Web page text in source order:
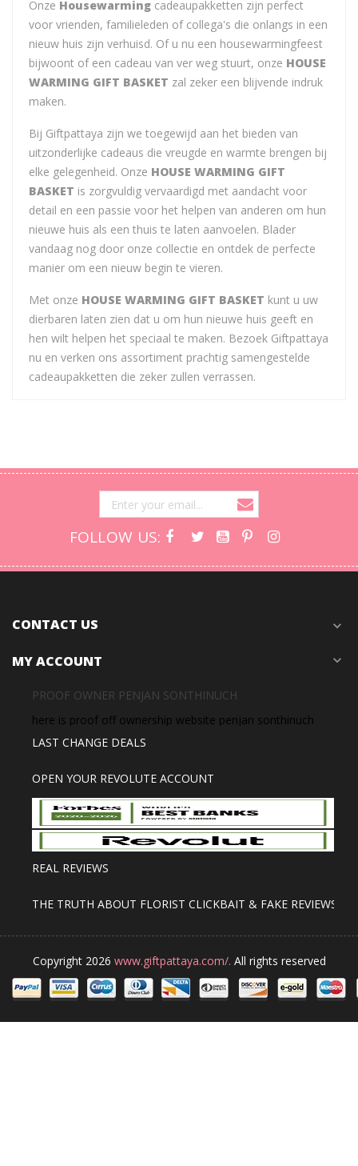
Onze Housewarming cadeaupakketten zijn perfect
voor vrienden, familieleden of collega's die onlangs in een
nieuw huis zijn verhuisd. Of u nu een housewarmingfeest
bijwoont of een cadeau van ver weg stuurt, onze HOUSE
WARMING GIFT BASKET zal zeker een blijvende indruk
maken.
Bij Giftpattaya zijn we toegewijd aan het bieden van
uitzonderlijke cadeaus die vreugde en warmte brengen bij
elke gelegenheid. Onze HOUSE WARMING GIFT
BASKET is zorgvuldig vervaardigd met aandacht voor
detail en een passie voor het helpen van anderen om hun
nieuwe huis als een thuis te laten aanvoelen. Blader
vandaag nog door onze collectie en ontdek de perfecte
manier om een nieuw begin te vieren.
Met onze HOUSE WARMING GIFT BASKET kunt u uw
dierbaren laten zien dat u om hun nieuwe huis geeft en
hen wilt helpen het speciaal te maken. Bezoek Giftpattaya
nu en verken ons assortiment prachtig samengestelde
cadeaupakketten die zeker zullen verrassen.
FOLLOW US:
CONTACT US expand_more
MY ACCOUNT expand_more
PROOF OWNER PENJAN SONTHINUCH
here is proof off ownership website penjan sonthinuch
LAST CHANGE DEALS
OPEN YOUR REVOLUTE ACCOUNT
REAL REVIEWS
THE TRUTH ABOUT FLORIST CLICKBAIT & FAKE REVIEWS
Copyright 2026 www.giftpattaya.com/. All rights reserved